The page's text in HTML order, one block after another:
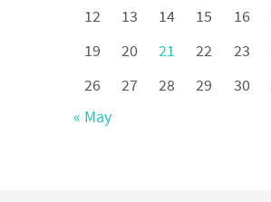
« May
12
13 14 15 16
19
20 21 22 23
26
27 28 29 30